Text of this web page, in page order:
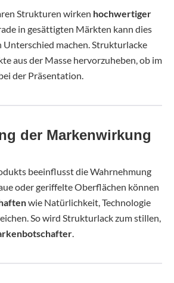
Strukturen wirken hochwertiger
in gesättigten Märkten kann dies
Unterschied machen. Strukturlacke
aus der Masse hervorzuheben, ob im
der Präsentation.
der Markenwirkung
beeinflusst die Wahrnehmung
oder geriffelte Oberflächen können
wie Natürlichkeit, Technologie
So wird Strukturlack zum stillen,
.